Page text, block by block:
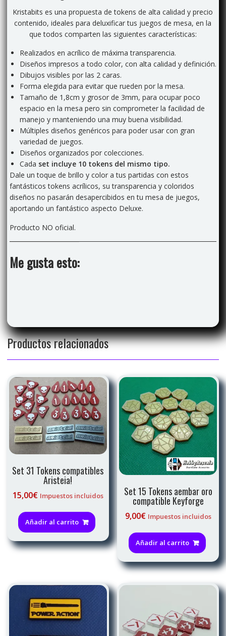
Kristabits es una propuesta de tokens de alta calidad y precio
contenido, ideales para deluxificar tus juegos de mesa, en la
que todos comparten las siguientes características:
Realizados en acrílico de máxima transparencia.
Diseños impresos a todo color, con alta calidad y definición.
Dibujos visibles por las 2 caras.
Forma elegida para evitar que rueden por la mesa.
Tamaño de 1,8cm y grosor de 3mm, para ocupar poco
espacio en la mesa pero sin comprometer la facilidad de
manejo y manteniendo una muy buena visibilidad.
Múltiples diseños genéricos para poder usar con gran
variedad de juegos.
Diseños organizados por colecciones.
Cada set incluye 10 tokens del mismo tipo.
Dale un toque de brillo y color a tus partidas con estos
fantásticos tokens acrílicos, su transparencia y coloridos
diseños no pasarán desapercibidos en tu mesa de juegos,
aportando un fantástico aspecto Deluxe.
Producto NO oficial.
Me gusta esto:
Productos relacionados
Set 31 Tokens compatibles
Aristeia!
15,00€ Impuestos incluidos
Añadir al carrito
Set 15 Tokens aembar oro
compatible Keyforge
9,00€ Impuestos incluidos
Añadir al carrito